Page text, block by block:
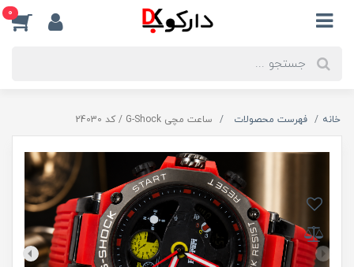
0
خانه فهرست محصولات ساعت مچی G-Shock / کد 24030